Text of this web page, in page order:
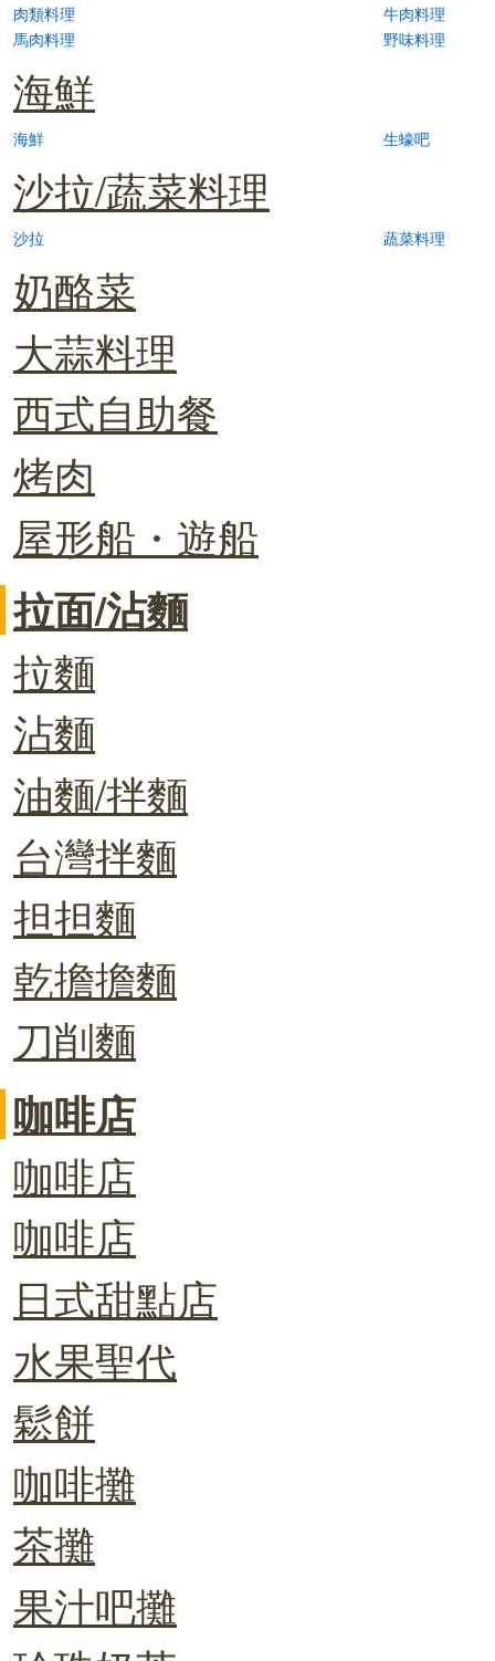
肉類料理
牛肉料理
馬肉料理
野味料理
海鮮
海鮮 生蠔吧
沙拉/蔬菜料理
沙拉 蔬菜料理
奶酪菜
大蒜料理
西式自助餐
烤肉
屋形船・遊船
拉面/沾麵
拉麵
沾麵
油麵/拌麵
台灣拌麵
担担麵
乾擔擔麵
刀削麵
咖啡店
咖啡店
咖啡店
日式甜點店
水果聖代
鬆餅
咖啡攤
茶攤
果汁吧攤